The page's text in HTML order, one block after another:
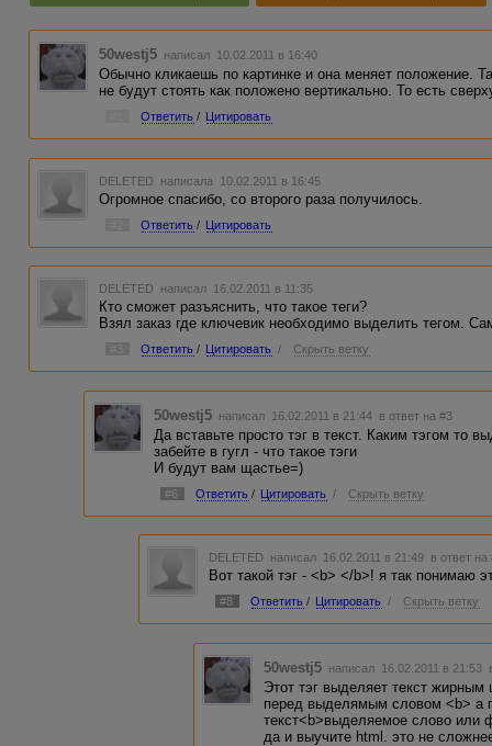
50westj5 написал 10.02.2011 в 16:40
Обычно кликаешь по картинке и она меняет положение.
не будут стоять как положено вертикально. То есть
Ответить / Цитировать
DELETED написала 10.02.2011 в 16:45
Огромное спасибо, со второго раза получилось.
Ответить / Цитировать
DELETED написал 16.02.2011 в 11:35
Кто сможет разъяснить, что такое теги?
Взял заказ где ключевик необходимо выделить тегом.
Ответить / Цитировать / Скрыть ветку
50westj5 написал 16.02.2011 в 21:44 в ответ на #3
Да вставьте просто тэг в текст. Каким тэгом то
забейте в гугл - что такое тэги
И будут вам щастье=)
#6 Ответить / Цитировать / Скрыть ветку
DELETED написал 16.02.2011 в 21:49 в ответ на
Вот такой тэг - <b> </b>! я так понимаю
#8 Ответить / Цитировать / Скрыть ветку
50westj5 написал 16.02.2011 в 21:53
Этот тэг выделяет текст
перед выделямым словом <b> а
текст<b>выделяемое слово или
да и выучите html. это не